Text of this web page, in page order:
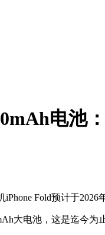
电池
Fold预计于2026
电池，这是迄今为止